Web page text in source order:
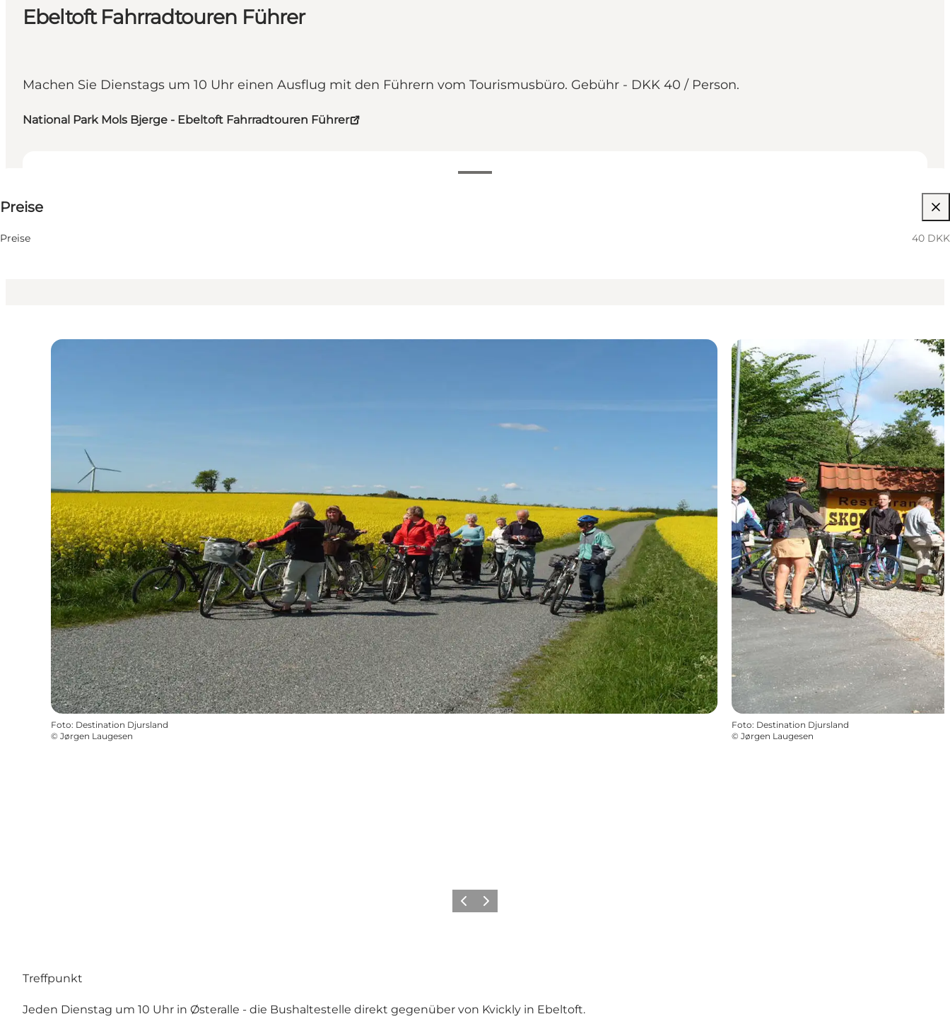
Ebeltoft Fahrradtouren Führer
Machen Sie Dienstags um 10 Uhr einen Ausflug mit den Führern vom Tourismusbüro. Gebühr - DKK 40 / Person.
National Park Mols Bjerge - Ebeltoft Fahrradtouren Führer
Preise
Preise 40 DKK
Foto: Destination Djursland
© Jørgen Laugesen
Foto: Destination Djursland
© Jørgen Laugesen
ZurückWeiter
Treffpunkt
Jeden Dienstag um 10 Uhr in Østeralle - die Bushaltestelle direkt gegenüber von Kvickly in Ebeltoft.